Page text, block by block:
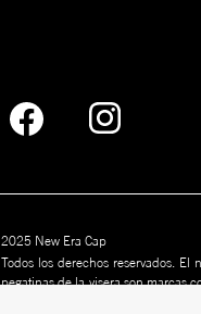
2025 New Era Cap
Todos los derechos reservados.
pegatinas de la visera son marcas